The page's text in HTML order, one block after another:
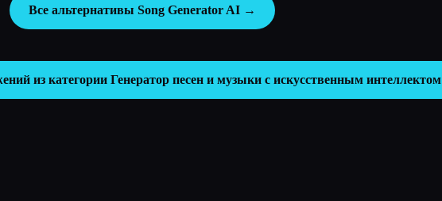
Все альтернативы Song Generator AI →
из категории Генератор песен и музыки с искусственным интеллектом